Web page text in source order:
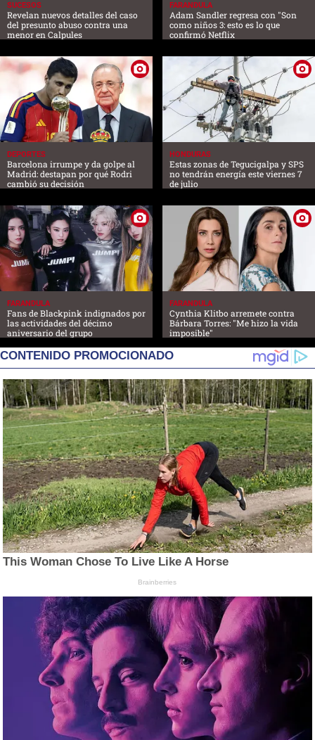
SUCESOS
Revelan nuevos detalles del caso
del presunto abuso contra una
menor en Calpules
FARANDULA
Adam Sandler regresa con "Son
como niños 3: esto es lo que
confirmó Netflix
DEPORTES
Barcelona irrumpe y da golpe al
Madrid: destapan por qué Rodri
cambió su decisión
HONDURAS
Estas zonas de Tegucigalpa y SPS
no tendrán energía este viernes 7
de julio
FARANDULA
Fans de Blackpink indignados por
las actividades del décimo
aniversario del grupo
FARANDULA
Cynthia Klitbo arremete contra
Bárbara Torres: "Me hizo la vida
imposible"
CONTENIDO PROMOCIONADO
This Woman Chose To Live Like A Horse
Brainberries